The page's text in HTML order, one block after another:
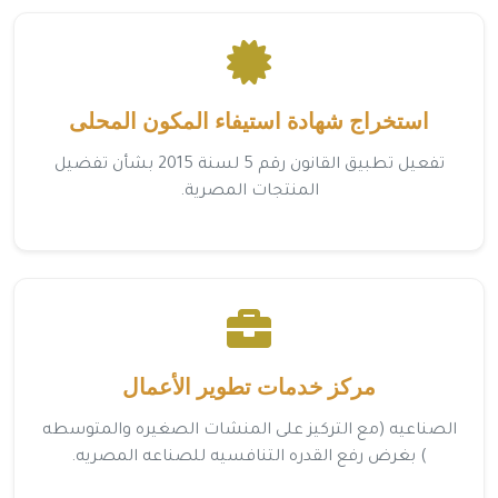
استخراج شهادة استيفاء المكون المحلى
تفعيل تطبيق القانون رقم 5 لسنة 2015 بشأن تفضيل
المنتجات المصرية.
مركز خدمات تطوير الأعمال
الصناعيه (مع التركيز على المنشات الصغيره والمتوسطه
) بغرض رفع القدره التنافسيه للصناعه المصريه.